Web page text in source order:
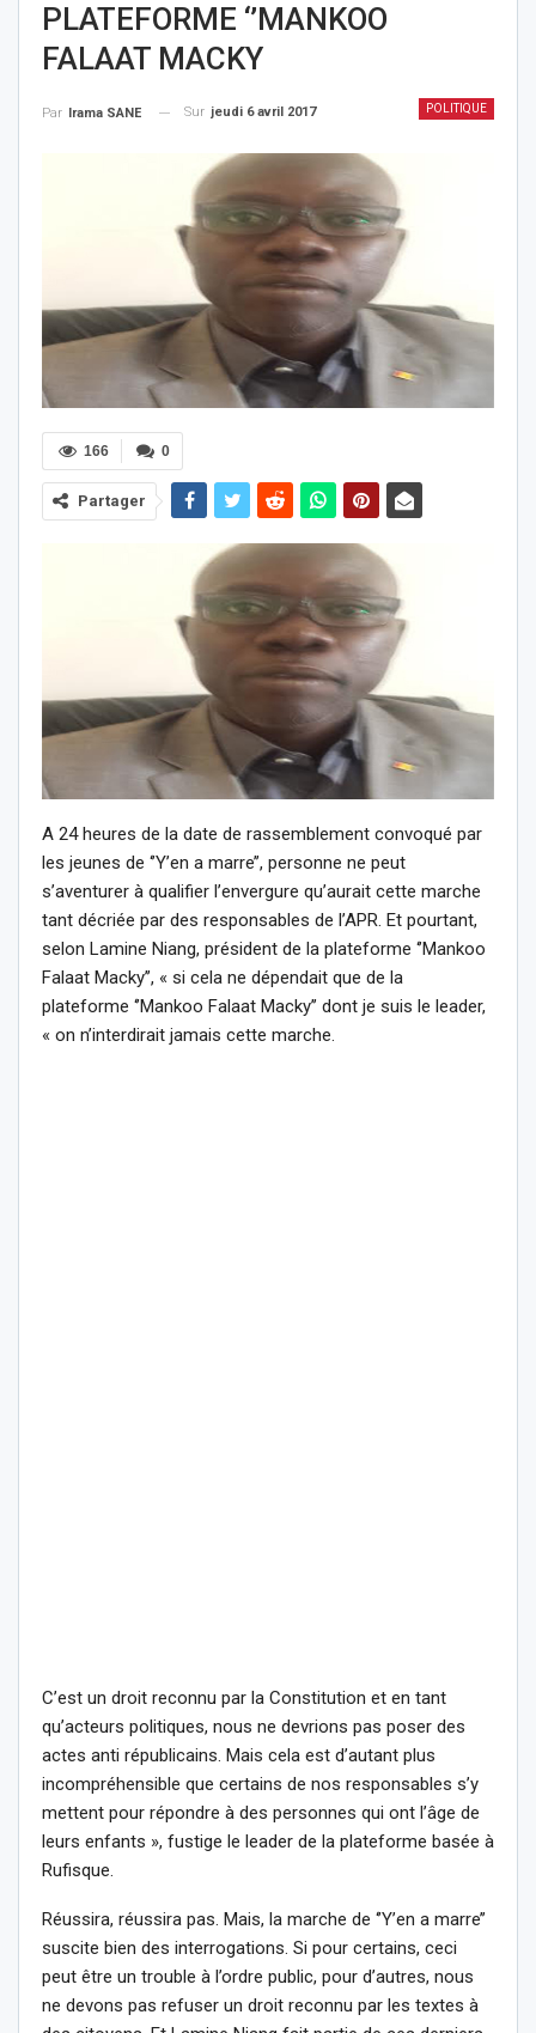
PLATEFORME ‘’MANKOO
FALAAT MACKY
POLITIQUE
Par Irama SANE Sur jeudi 6 avril 2017
0
166
Partager
A 24 heures de la date de rassemblement convoqué par
les jeunes de ‘’Y’en a marre’’, personne ne peut
s’aventurer à qualifier l’envergure qu’aurait cette marche
tant décriée par des responsables de l’APR. Et pourtant,
selon Lamine Niang, président de la plateforme ‘’Mankoo
Falaat Macky’’, « si cela ne dépendait que de la
plateforme ‘’Mankoo Falaat Macky’’ dont je suis le leader,
« on n’interdirait jamais cette marche.
C’est un droit reconnu par la Constitution et en tant
qu’acteurs politiques, nous ne devrions pas poser des
actes anti républicains. Mais cela est d’autant plus
incompréhensible que certains de nos responsables s’y
mettent pour répondre à des personnes qui ont l’âge de
leurs enfants », fustige le leader de la plateforme basée à
Rufisque.
Réussira, réussira pas. Mais, la marche de ‘’Y’en a marre’’
suscite bien des interrogations. Si pour certains, ceci
peut être un trouble à l’ordre public, pour d’autres, nous
ne devons pas refuser un droit reconnu par les textes à